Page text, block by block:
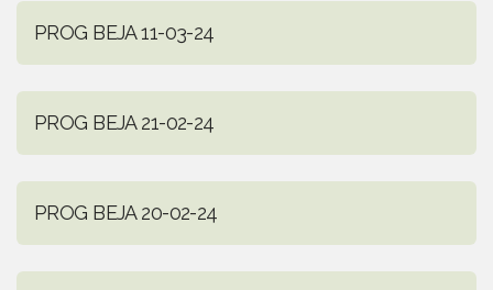
PROG BEJA 11-03-24
PROG BEJA 21-02-24
PROG BEJA 20-02-24